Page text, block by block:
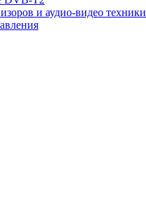
и аудио-видео техники